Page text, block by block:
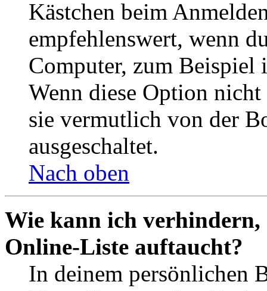
Kästchen beim
empfehlenswert, wenn
Computer, zum Beispiel
Wenn diese Option
sie vermutlich von der
ausgeschaltet.
Nach oben
Wie kann ich verhindern,
Online-Liste auftaucht?
In deinem persönlichen